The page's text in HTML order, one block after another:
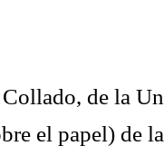
de la
el papel) de